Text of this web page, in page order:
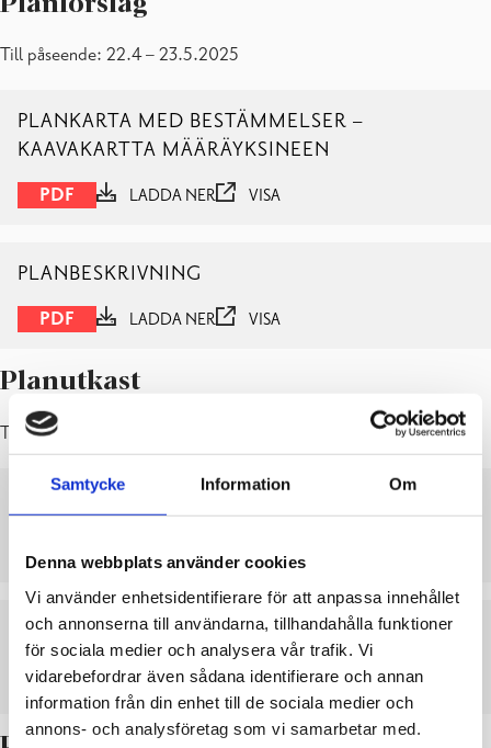
Samtycke Information Om
Denna webbplats använder cookies
Vi använder enhetsidentifierare för att anpassa innehållet
och annonserna till användarna, tillhandahålla funktioner
för sociala medier och analysera vår trafik. Vi
vidarebefordrar även sådana identifierare och annan
information från din enhet till de sociala medier och
annons- och analysföretag som vi samarbetar med.
Till påseende: 22.4 – 23.5.2025
PLANKARTA MED BESTÄMMELSER –
KAAVAKARTTA MÄÄRÄYKSINEEN
PDF LADDA NER VISA
PLANBESKRIVNING
PDF LADDA NER VISA
Planutkast
Till påseende: 17.6 – 16.8.2024
PLANKARTA MED BESTÄMMELSER
PLANBESKRIVNING
LADDA NER VISA